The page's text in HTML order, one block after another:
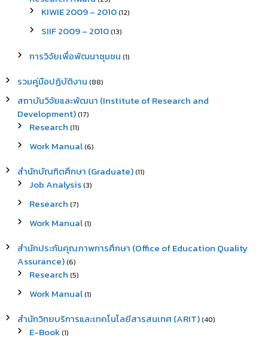
KIWIE 2009 – 2010(12)
SIIF 2009 – 2010(13)
การวิจัยเพื่อพัฒนาชุมชน (1)
รวมคู่มือปฏิบัติงาน (88)
สถาบันวิจัยและพัฒนา (Institute of Research and
Development)(17)
Research (11)
Work Manual(6)
สำนักบัณฑิตศึกษา (Graduate)(11)
Job Analysis(3)
Research (7)
Work Manual(1)
สำนักประกันคุณภาพการศึกษา (Office of Education Quality
Assurance)(6)
Research (5)
Work Manual(1)
สำนักวิทยบริการและเทคโนโลยีสารสนเทศ (ARIT)(40)
E-Book(1)